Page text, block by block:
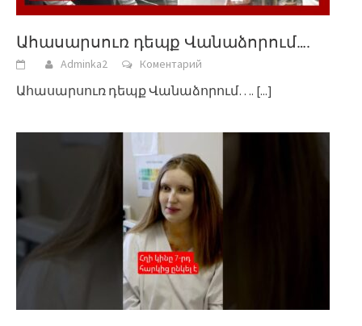
Ահասարսուռ դեպք Վանաձորում….
Adminka2 Коментарий
Ահասարսուռ դեպք Վանաձորում…. [...]